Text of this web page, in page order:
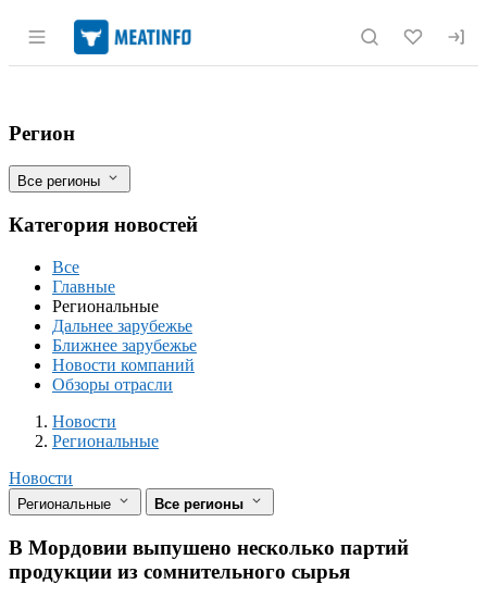
Раздел навигации по сайту
В Мордовии выпушено несколько
Фильтры
Регион
Все регионы
Категория новостей
Все
Главные
Региональные
Дальнее зарубежье
Ближнее зарубежье
Новости компаний
Обзоры отрасли
Новости
Разделы
Новости
Региональные
Новости
Региональные Все регионы
В Мордовии выпушено несколько партий
продукции из сомнительного сырья